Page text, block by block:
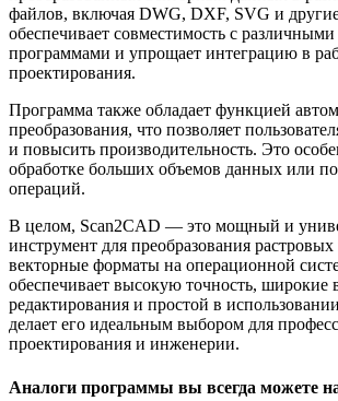
файлов, включая DWG, DXF, SVG и
обеспечивает совместимость с
программами и упрощает интеграцию в
проектирования.
Программа также обладает функцией
преобразования, что позволяет
и повысить производительность. Это
обработке больших объемов данных или
операций.
В целом, Scan2CAD — это мощный и
инструмент для преобразования
векторные форматы на операционной
обеспечивает высокую точность, широкие
редактирования и простой в
делает его идеальным выбором для
проектирования и инженерии.
Аналоги программы вы всегда можете